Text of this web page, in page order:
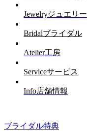
Jewelryジュエリー
Bridalブライダル
Atelier工房
Serviceサービス
Info店舗情報
ブライダル特典